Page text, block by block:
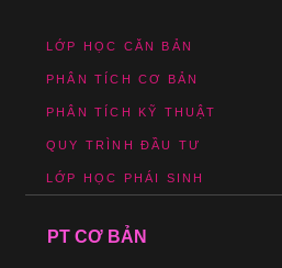
LỚP HỌC CĂN BẢN
PHÂN TÍCH CƠ BẢN
PHÂN TÍCH KỸ THUẬT
QUY TRÌNH ĐẦU TƯ
LỚP HỌC PHÁI SINH
PT CƠ BẢN